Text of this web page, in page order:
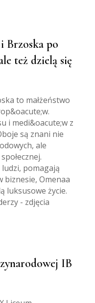
Brzoska po
też dzielą się
to małżeństwo
i medi&oacute;w z
są znani nie
ale
ludzi, pomagają
biznesie, Omenaa
luksusowe życie.
- zdjęcia
IB